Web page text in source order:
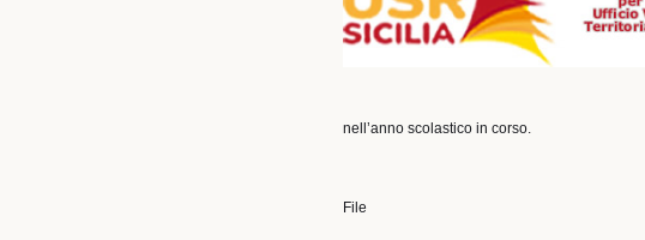
nell’anno scolastico in corso.
File